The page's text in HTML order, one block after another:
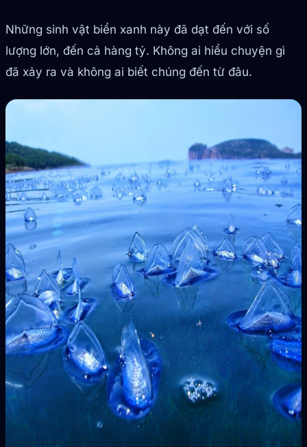
Những sinh vật biển xanh này đã dạt đến với số
lượng lớn, đến cả hàng tỷ. Không ai hiểu chuyện gì
đã xảy ra và không ai biết chúng đến từ đâu.